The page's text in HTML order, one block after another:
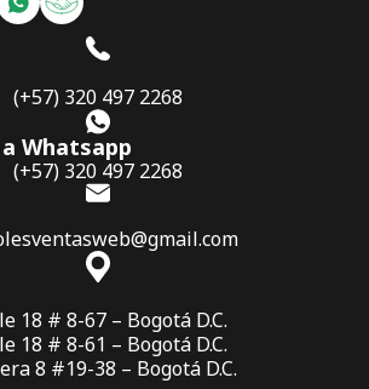
(+57) 320 497 2268
Whatsapp
(+57) 320 497 2268
18 # 8-67 – Bogotá D.C.
18 # 8-61 – Bogotá D.C.
8 #19-38 – Bogotá D.C.